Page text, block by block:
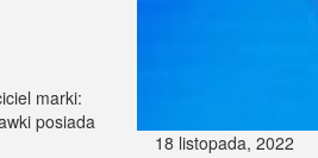
marki:
posiada
18 listopada, 2022